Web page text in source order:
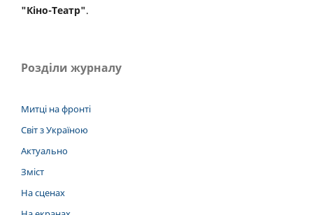
"Кіно-Театр".
Розділи журналу
Митці на фронті
Світ з Україною
Актуально
Зміст
На сценах